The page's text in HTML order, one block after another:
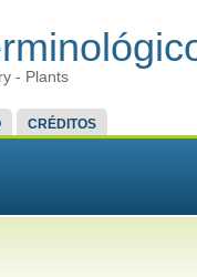
- Plants
CRÉDITOS